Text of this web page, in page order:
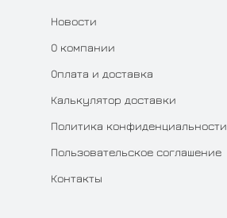
Новости
О компании
Оплата и доставка
Калькулятор доставки
Политика конфиденциальности
Пользовательское соглашение
Контакты